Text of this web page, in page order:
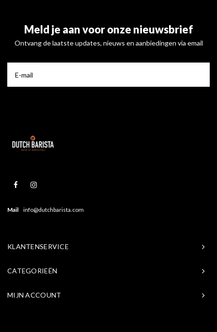
Meld je aan voor onze nieuwsbrief
Ontvang de laatste updates, nieuws en aanbiedingen via email
Mail info@dutchbarista.com
KLANTENSERVICE
CATEGORIEËN
MIJN ACCOUNT